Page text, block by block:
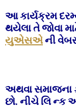
આ કાર્યક્રમ
થયેલા તે જોવા
યુએસએની
અથવા
છો. નીચે લિ ન્ક